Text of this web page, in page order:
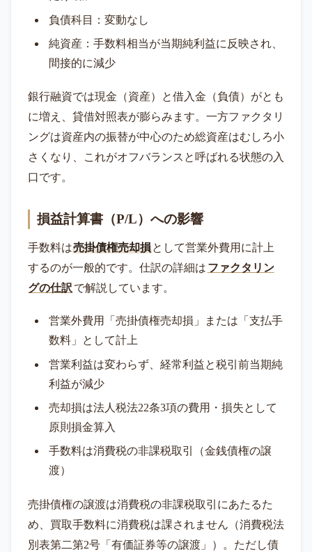
負債科目：変動なし
純資産：手数料相当が当期純利益に反映され、
間接的に減少
銀行融資では現金（資産）と借入金（負債）がとも
に増え、貸借対照表が膨らみます。一方ファクタリ
ングは資産内の振替が中心のため総資産はむしろ小
さくなり、これがオフバランスと呼ばれる状態の入
口です。
損益計算書（P/L）への影響
手数料は売掛債権売却損として営業外費用に計上
するのが一般的です。仕訳の詳細は ファクタリン
グの仕訳 で解説しています。
営業外費用「売掛債権売却損」または「支払手
数料」として計上
営業利益は変わらず、経常利益と税引前当期純
利益が減少
売却損は法人税法22条3項の費用・損失として
原則損金算入
手数料は消費税の非課税取引（金銭債権の譲
渡）
売掛債権の譲渡は消費税の非課税取引にあたるた
め、買取手数料に消費税は課されません（消費税法
別表第二第2号「有価証券等の譲渡」）。ただし債